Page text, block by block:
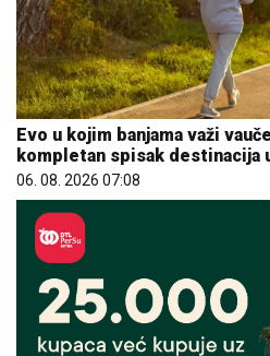
Evo u kojim banjama važi
kompletan spisak destinacija
06. 08. 2026 07:08